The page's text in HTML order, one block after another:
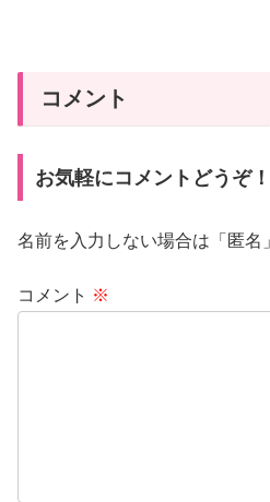
コメント
お気軽にコメントどうぞ！
名前を入力しない場合は「匿名
コメント ※